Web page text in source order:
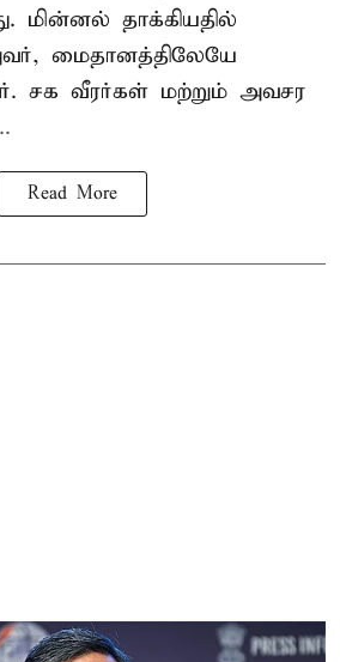
மின்னல் தாக்கியதில்
மைதானத்திலேயே
சக வீரர்கள் மற்றும் அவசர
Read More